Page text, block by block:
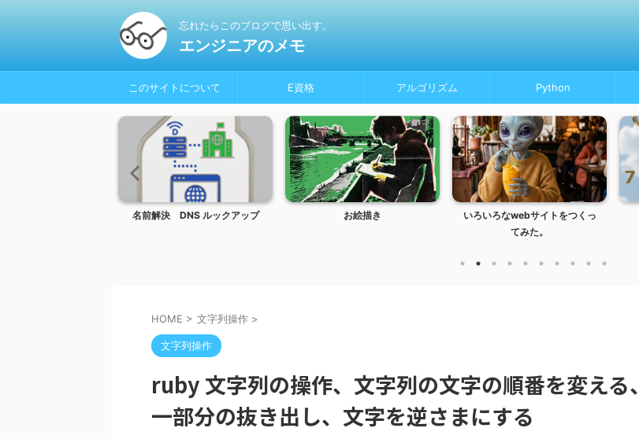
忘れたらこのブログで思い出す。
エンジニアのメモ
このサイトについて E資格 アルゴリズム Python
名前解決 DNS ルックアップ お絵描き
いろいろなwebサイトをつくっ
てみた。
HOME > 文字列操作 >
文字列操作
ruby 文字列の操作、文字列の文字の順番を変える、
一部分の抜き出し、文字を逆さまにする